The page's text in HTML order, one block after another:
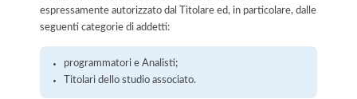
espressamente autorizzato dal Titolare ed, in particolare, dalle
seguenti categorie di addetti:
programmatori e Analisti;
Titolari dello studio associato.